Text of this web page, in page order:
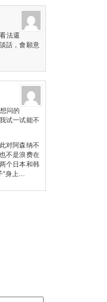
法還
話，會願意
问的
试一试能不
对阿森纳不
不是浪费在
个日本和韩
”身上…